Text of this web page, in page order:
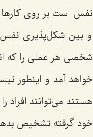
نفس است بر روی كارها
و بین شكل‌پذیری نفس
شخصی هر عملی را كه
خواهد آمد و اینطور
هستند می‌توانند افراد
خود گرفته تشخیص